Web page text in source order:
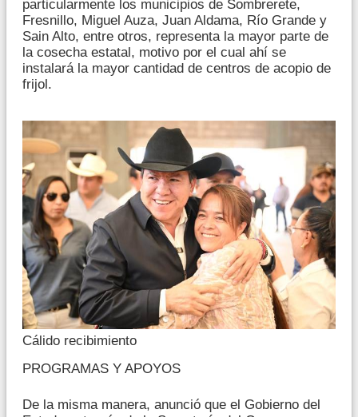
particularmente los municipios de Sombrerete,
Fresnillo, Miguel Auza, Juan Aldama, Río Grande y
Sain Alto, entre otros, representa la mayor parte de
la cosecha estatal, motivo por el cual ahí se
instalará la mayor cantidad de centros de acopio de
frijol.
Cálido recibimiento
PROGRAMAS Y APOYOS
De la misma manera, anunció que el Gobierno del